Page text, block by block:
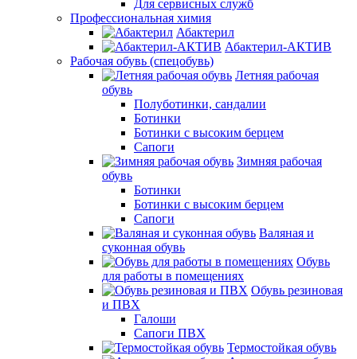
Для сервисных служб
Профессиональная химия
Абактерил
Абактерил-АКТИВ
Рабочая обувь (спецобувь)
Летняя рабочая
обувь
Полуботинки, сандалии
Ботинки
Ботинки с высоким берцем
Сапоги
Зимняя рабочая
обувь
Ботинки
Ботинки с высоким берцем
Сапоги
Валяная и
суконная обувь
Обувь
для работы в помещениях
Обувь резиновая
и ПВХ
Галоши
Сапоги ПВХ
Термостойкая обувь